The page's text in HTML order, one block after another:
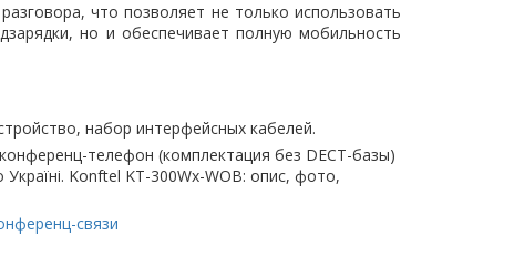
что позволяет не только использовать
но и обеспечивает полную мобильность
набор интерфейсных кабелей.
телефон (комплектация без DECT-базы)
Україні. Konftel KT-300Wx-WOB: опис, фото,
связи